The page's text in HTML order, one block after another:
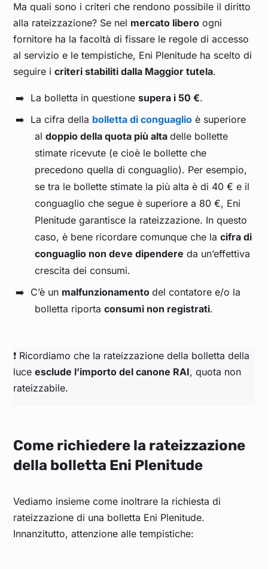
Ma quali sono i criteri che rendono possibile il diritto
alla rateizzazione? Se nel mercato libero ogni
fornitore ha la facoltà di fissare le regole di accesso
al servizio e le tempistiche, Eni Plenitude ha scelto di
seguire icriteri stabiliti dalla Maggior tutela.
La bolletta in questione supera i 50 €.
La cifra della bolletta di conguaglio è superiore
aldoppio della quota più altadelle bollette
stimate ricevute (e cioè le bollette che
precedono quella di conguaglio). Per esempio,
se tra le bollette stimate la più alta è di 40 € e il
conguaglio che segue è superiore a 80 €, Eni
Plenitude garantisce la rateizzazione. In questo
caso, è bene ricordare comunque che lacifra di
conguaglio non deve dipendere da un’effettiva
crescita dei consumi.
C’è un malfunzionamento del contatore e/o la
bolletta riportaconsumi non registrati.
❗ Ricordiamo che la rateizzazione della bolletta della
luceesclude l’importo del canone RAI, quota non
rateizzabile.
Come richiedere la rateizzazione
della bolletta Eni Plenitude
Vediamo insieme come inoltrare la richiesta di
rateizzazione di una bolletta Eni Plenitude.
Innanzitutto, attenzione alle tempistiche: